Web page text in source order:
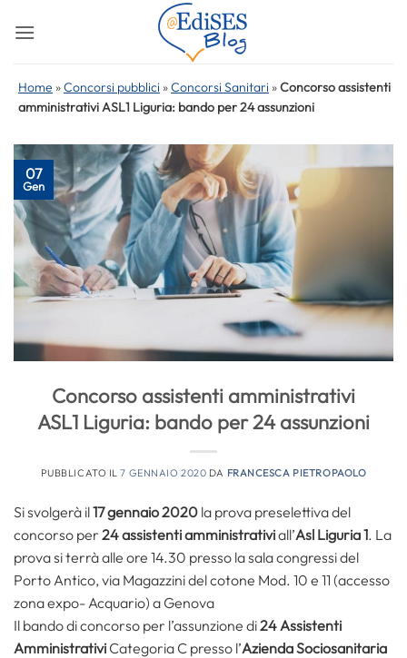
Home »Concorsi pubblici »Concorsi Sanitari »Concorso assistenti
amministrativi ASL1 Liguria: bando per 24 assunzioni
07
Gen
Concorso assistenti amministrativi
ASL1 Liguria: bando per 24 assunzioni
PUBBLICATO IL7 GENNAIO 2020 DA FRANCESCA PIETROPAOLO
Si svolgerà il17 gennaio 2020 la prova preselettiva del
concorso per 24 assistenti amministrativiall’Asl Liguria 1. La
prova si terrà alle ore 14.30 presso la sala congressi del
Porto Antico, via Magazzini del cotone Mod. 10 e 11 (accesso
zona expo- Acquario) a Genova
Il bando di concorso per l’assunzione di24 Assistenti
AmministrativiCategoria C presso l’Azienda Sociosanitaria